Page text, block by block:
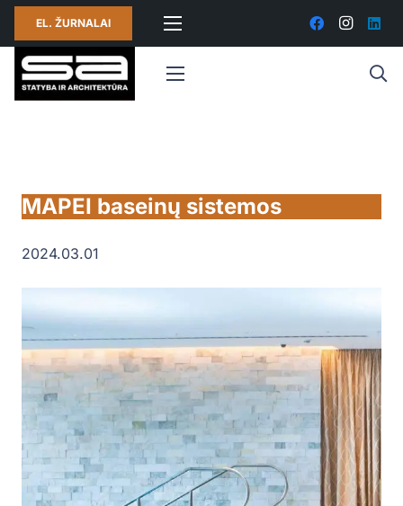
EL. ŽURNALAI
MAPEI baseinų sistemos
2024.03.01